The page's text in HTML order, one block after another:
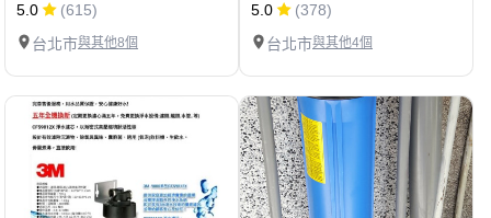
5.0
(615)
台北市與其他8個
5.0
(378)
台北市與其他4個